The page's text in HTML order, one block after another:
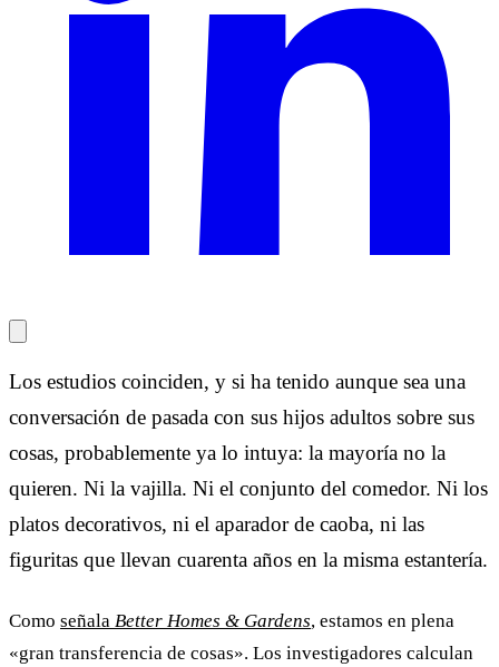
Los estudios coinciden, y si ha tenido aunque sea una
conversación de pasada con sus hijos adultos sobre sus
cosas, probablemente ya lo intuya: la mayoría no la
quieren. Ni la vajilla. Ni el conjunto del comedor. Ni los
platos decorativos, ni el aparador de caoba, ni las
figuritas que llevan cuarenta años en la misma estantería.
Como señala Better Homes & Gardens, estamos en plena
«gran transferencia de cosas». Los investigadores calculan